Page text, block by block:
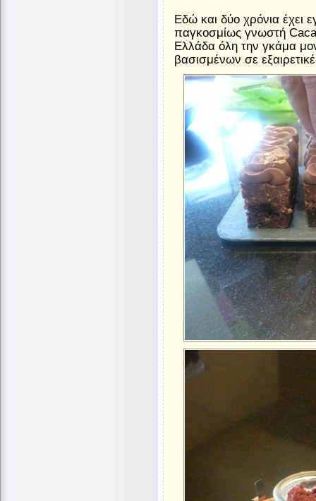
Εδώ και δύο χρόνια έχει
παγκοσμίως γνωστή
Ελλάδα όλη την γκάμα
βασισμένων σε